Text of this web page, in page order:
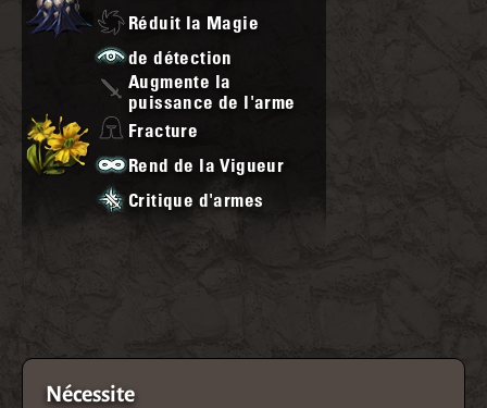
Réduit la Magie
de détection
Augmente la
puissance de l'arme
Fracture
Rend de la Vigueur
Critique d'armes
Nécessite